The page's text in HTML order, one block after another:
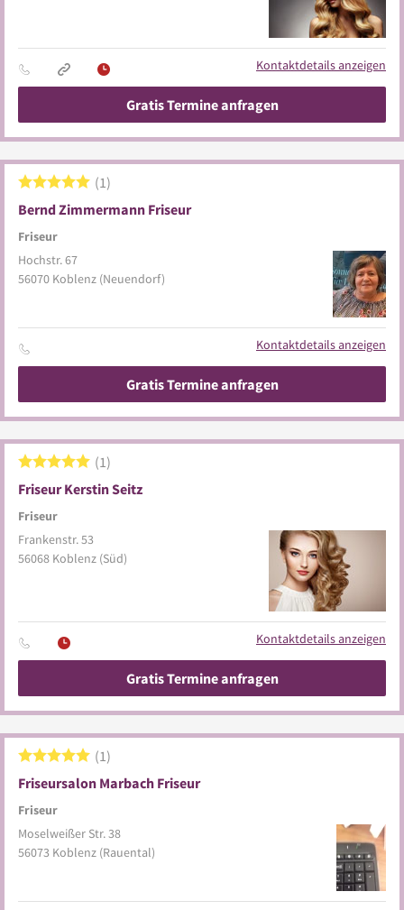
Kontaktdetails anzeigen
Gratis Termine anfragen
Bernd Zimmermann Friseur
Friseur
1
Hochstr. 67
56070 Koblenz (Neuendorf)
Kontaktdetails anzeigen
Gratis Termine anfragen
Friseur Kerstin Seitz
Friseur
1
Frankenstr. 53
56068 Koblenz (Süd)
Kontaktdetails anzeigen
Gratis Termine anfragen
Friseursalon Marbach Friseur
Friseur
1
Moselweißer Str. 38
56073 Koblenz (Rauental)